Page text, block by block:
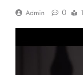
Admin 0